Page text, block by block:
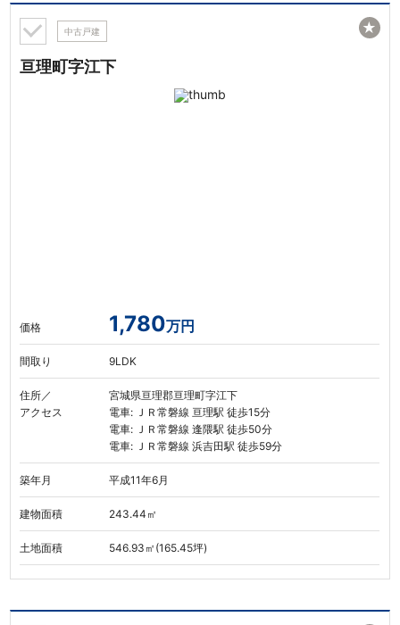
中古戸建
亘理町字江下
価格 1,780万円
間取り 9LDK
住所／
アクセス
宮城県亘理郡亘理町字江下
電車: ＪＲ常磐線 亘理駅 徒歩15分
電車: ＪＲ常磐線 逢隈駅 徒歩50分
電車: ＪＲ常磐線 浜吉田駅 徒歩59分
築年月 平成11年6月
建物面積 243.44㎡
土地面積 546.93㎡(165.45坪)
★